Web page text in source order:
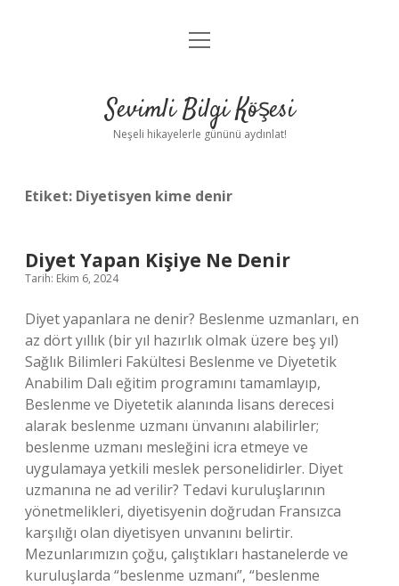
Anasayfa
Yasal Uyarı
menüyü
Sevimli Bilgi Köşesi
Neşeli hikayelerle gününü aydınlat!
Etiket: Diyetisyen kime denir
Diyet Yapan Kişiye Ne Denir
Tarih: Ekim 6, 2024
Diyet yapanlara ne denir? Beslenme uzmanları, en
az dört yıllık (bir yıl hazırlık olmak üzere beş yıl)
Sağlık Bilimleri Fakültesi Beslenme ve Diyetetik
Anabilim Dalı eğitim programını tamamlayıp,
Beslenme ve Diyetetik alanında lisans derecesi
alarak beslenme uzmanı ünvanını alabilirler;
beslenme uzmanı mesleğini icra etmeye ve
uygulamaya yetkili meslek personelidirler. Diyet
uzmanına ne ad verilir? Tedavi kuruluşlarının
yönetmelikleri, diyetisyenin doğrudan Fransızca
karşılığı olan diyetisyen unvanını belirtir.
Mezunlarımızın çoğu, çalıştıkları hastanelerde ve
kuruluşlarda “beslenme uzmanı”, “beslenme